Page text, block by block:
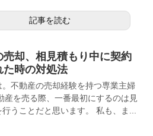
記事を読む
売却、相見積もり中に契約
た時の対処法
。不動産の売却経験を持つ専業主婦
産を売る際、一番最初にするのは見
うことだと思います。 私も、ま...